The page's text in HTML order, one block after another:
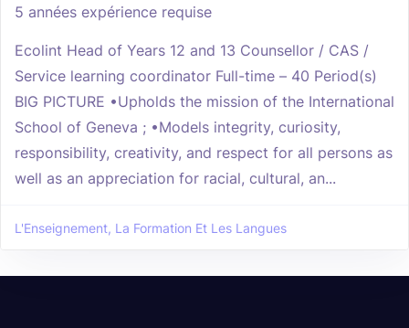
5 années expérience requise
Ecolint Head of Years 12 and 13 Counsellor / CAS /
Service learning coordinator Full-time – 40 Period(s)
BIG PICTURE •Upholds the mission of the International
School of Geneva ; •Models integrity, curiosity,
responsibility, creativity, and respect for all persons as
well as an appreciation for racial, cultural, an...
L'Enseignement, La Formation Et Les Langues